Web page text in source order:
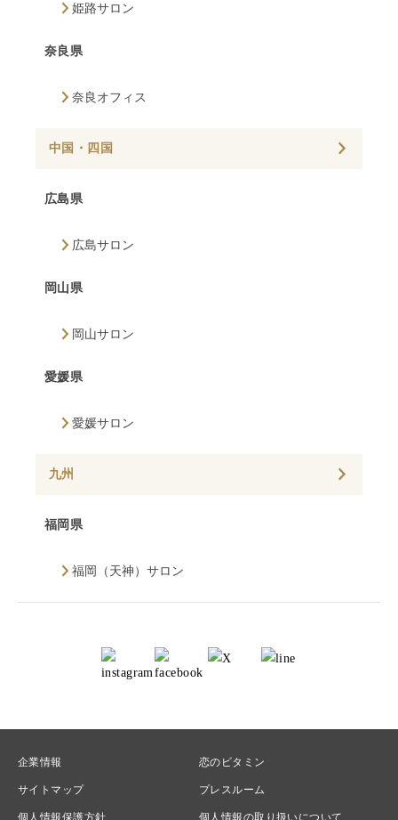
姫路サロン
奈良県
奈良オフィス
中国・四国
広島県
広島サロン
岡山県
岡山サロン
愛媛県
愛媛サロン
九州
福岡県
福岡（天神）サロン
企業情報 恋のビタミン
サイトマップ プレスルーム
個人情報保護方針 個人情報の取り扱いについて